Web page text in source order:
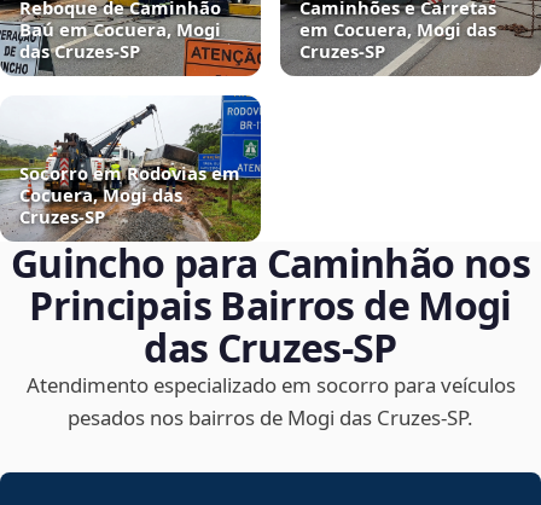
Reboque de Caminhão
Baú em Cocuera, Mogi
das Cruzes‑SP
Caminhões e Carretas
em Cocuera, Mogi das
Cruzes‑SP
Socorro em Rodovias em
Cocuera, Mogi das
Cruzes‑SP
Guincho para Caminhão nos
Principais Bairros de Mogi
das Cruzes‑SP
Atendimento especializado em socorro para veículos
pesados nos bairros de Mogi das Cruzes‑SP.